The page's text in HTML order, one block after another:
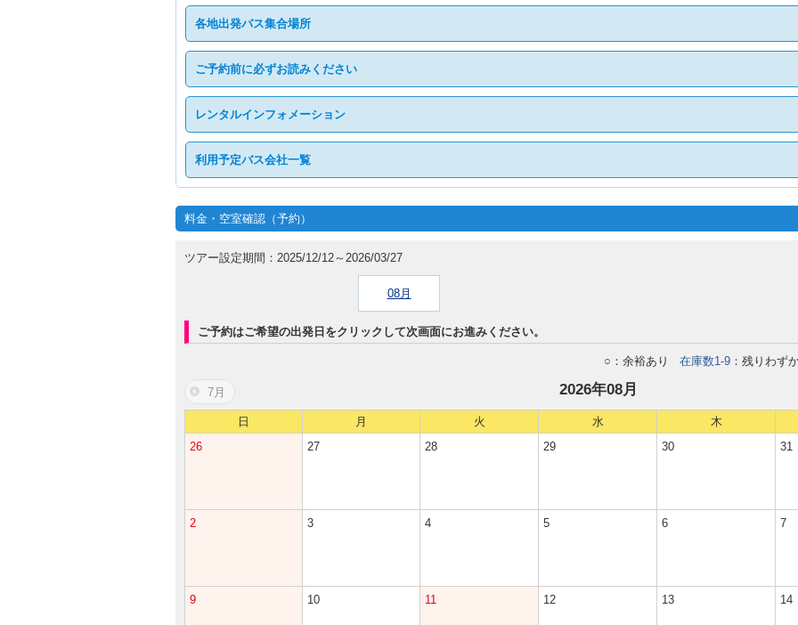
各地出発バス集合場所
ご予約前に必ずお読みください
レンタルインフォメーション
利用予定バス会社一覧
料金・空室確認（予約）
ツアー設定期間：2025/12/12～2026/03/27
08月
ご予約はご希望の出発日をクリックして次画面にお進みください。
○ ：余裕あり 在庫数1-9 ：残りわ
2026年08月
7月
日 月 火 水
木
26
27 28 29 30 31
2 3 4 5 6 7
9 10 11 12 13 14